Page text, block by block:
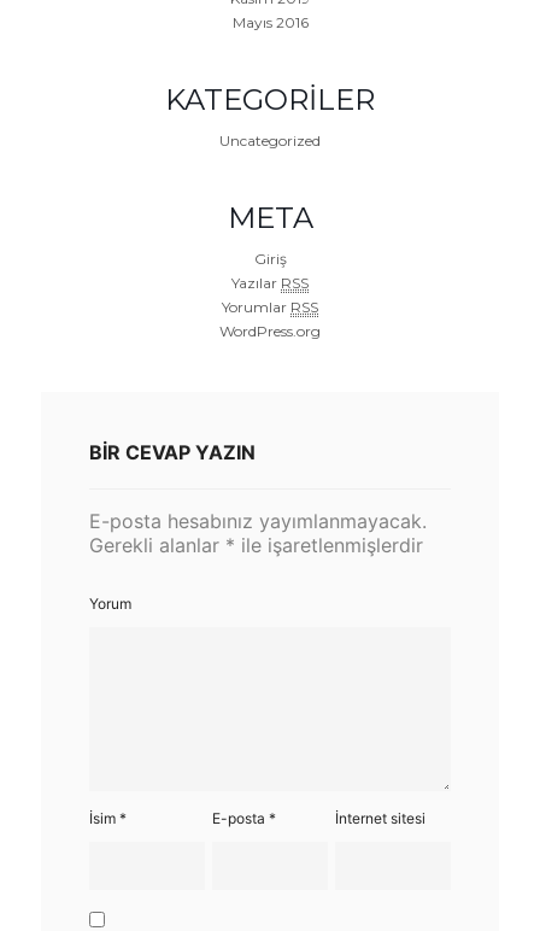
Mayıs 2016
KATEGORILER
Uncategorized
META
Giriş
Yazılar RSS
Yorumlar RSS
WordPress.org
BIR CEVAP YAZIN
E-posta hesabınız yayımlanmayacak.
Gerekli alanlar * ile işaretlenmişlerdir
Yorum
İsim * E-posta * İnternet sitesi